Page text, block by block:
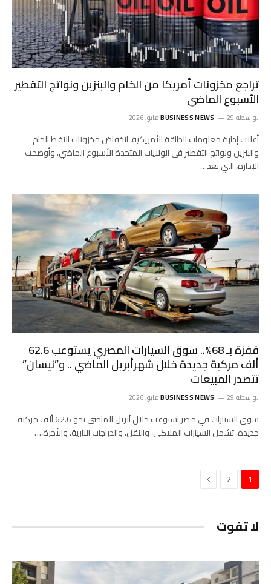
تراجع مخزونات أمريكا من الخام والبنزين ونواتج التقطير
الأسبوع الماضي
بواسطة BUSINESS NEWS 29 مايو، 2026
أعلنت إدارة معلومات الطاقة الأمريكية، انخفاض مخزونات النفط الخام
والبنزين ونواتج ‌التقطير في الولايات المتحدة الأسبوع الماضي. وأوضحت
الإدارة، التي تعد…
قفزة بـ 68%.. سوق السيارات المصري يستوعب 62.6
ألف مركبة جديدة خلال شهرأبريل الماضي .. و”نيسان”
تتصدر المبيعات
بواسطة BUSINESS NEWS 29 مايو، 2026
سوق السيارات في مصر استوعب خلال أبريل الماضي نحو 62.6 ألف مركبة
جديدة، تشمل السيارات الملاكي، والنقل، والدراجات النارية، والأجرة،…
1
2 التالي
لا تفوت